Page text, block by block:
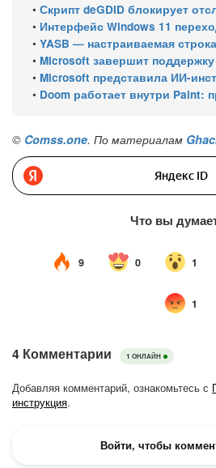
• Скрипт deGDID блокирует отслеживание Windows по
• Интерфейс Windows 11 переходит на WinUI: какие
• YASB — настраиваемая строка состояния для Windows с
• Microsoft завершит поддержку Windows 10 Enterprise LTSC 2021 в январе 2027
• Microsoft представила ИИ-инструменты для анализа
• Doom работает внутри Paint: проект DoomPaint от
© Comss.one. По материалам